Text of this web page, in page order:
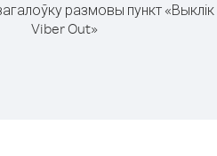
размовы пункт «Выклік
Viber Out»